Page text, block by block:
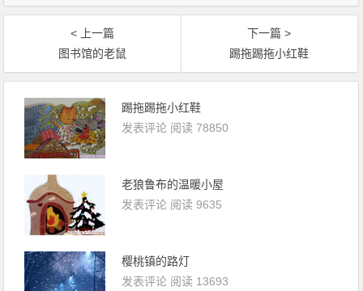
< 上一篇
图书馆的老鼠
下一篇 >
踢拖踢拖小红鞋
踢拖踢拖小红鞋
发表评论 阅读 78850
老狼鲁布的温暖小屋
发表评论 阅读 9635
樱桃镇的路灯
发表评论 阅读 13693